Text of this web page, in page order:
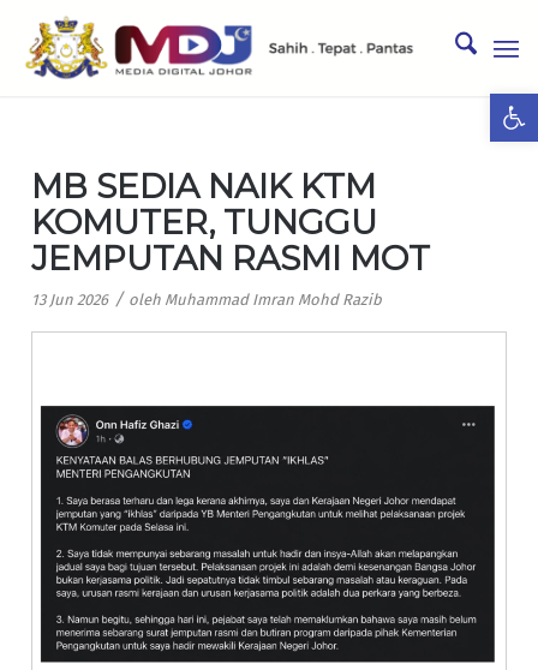
MB SEDIA NAIK KTM
KOMUTER, TUNGGU
JEMPUTAN RASMI MOT
13 Jun 2026 / oleh Muhammad Imran Mohd Razib